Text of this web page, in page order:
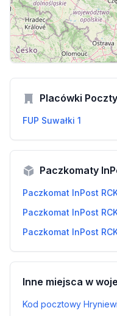
Placówki
FUP Suwałki 1
Paczkomaty
Paczkomat InPost
Paczkomat InPost
Paczkomat InPost
Inne miejsca w
Kod pocztowy